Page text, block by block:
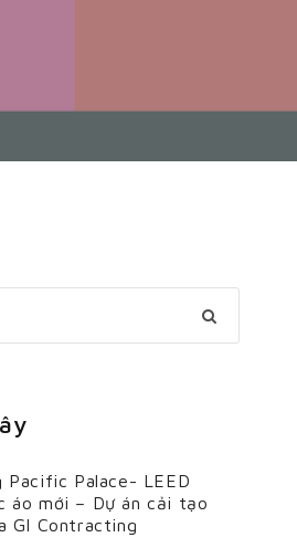
Pacific Palace- LEED
áo mới – Dự án cải tạo
GI Contracting